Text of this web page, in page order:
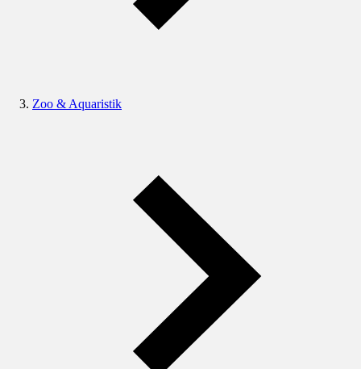
Zoo & Aquaristik